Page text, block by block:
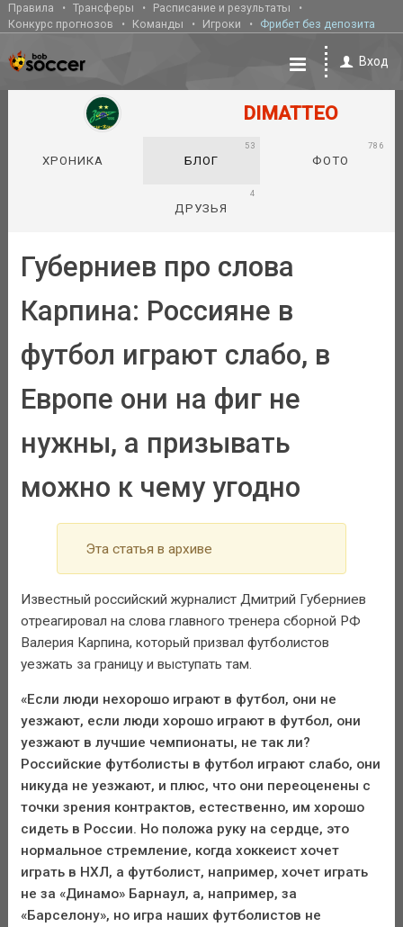
Правила Трансферы
Расписание и результаты
Конкурс прогнозов
Команды Игроки Фрибет без депозита
Вход
DIMATTEO
ХРОНИКА БЛОГ
53
ФОТО
786
ДРУЗЬЯ
4
Губерниев про слова
Карпина: Россияне в
футбол играют слабо, в
Европе они на фиг не
нужны, а призывать
можно к чему угодно
Эта статья в архиве
Известный российский журналист Дмитрий Губерниев
отреагировал на слова главного тренера сборной РФ
Валерия Карпина, который призвал футболистов
уезжать за границу и выступать там.
«Если люди нехорошо играют в футбол, они не
уезжают, если люди хорошо играют в футбол, они
уезжают в лучшие чемпионаты, не так ли?
Российские футболисты в футбол играют слабо, они
никуда не уезжают, и плюс, что они переоценены с
точки зрения контрактов, естественно, им хорошо
сидеть в России. Но положа руку на сердце, это
нормальное стремление, когда хоккеист хочет
играть в НХЛ, а футболист, например, хочет играть
не за «Динамо» Барнаул, а, например, за
«Барселону», но игра наших футболистов не